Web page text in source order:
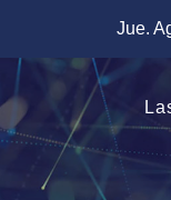
contenido
Jue.